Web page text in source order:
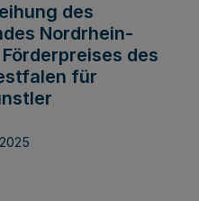
des
Nordrhein-
des
für